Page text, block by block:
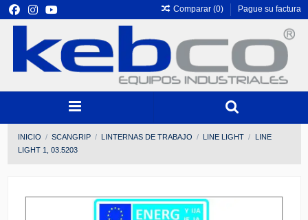
Comparar (0) Pague su factura
INICIO SCANGRIP LINTERNAS DE TRABAJO LINE LIGHT
LINE
LIGHT 1, 03.5203